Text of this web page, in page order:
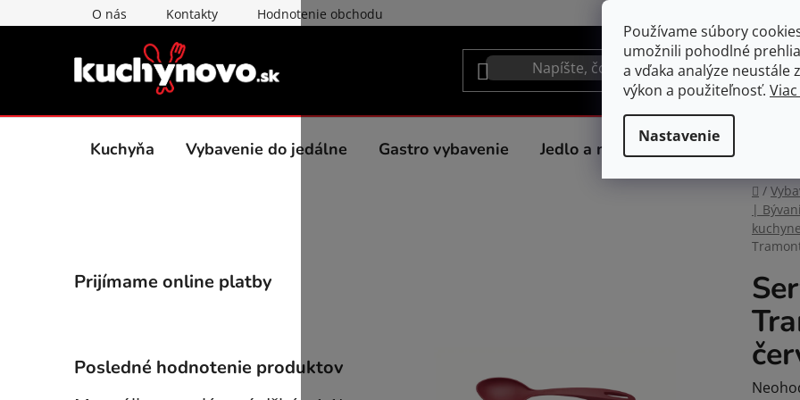
Používame súbory
umožnili pohodlné
a vďaka analýze neustále
výkon a použiteľnosť.
Nastavenie
na
O nás Kontakty Hodnotenie obchodu
Kuchyňa Vybavenie do jedálne Gastro vybavenie Jedlo a nápoje Spotrebiče do
Domov
/
|
o
ý
p
Prijímame online platby
Posledné hodnotenie produktov